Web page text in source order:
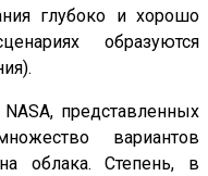
глубоко и хорошо
образуются
представленных
вариантов
облака. Степень, в